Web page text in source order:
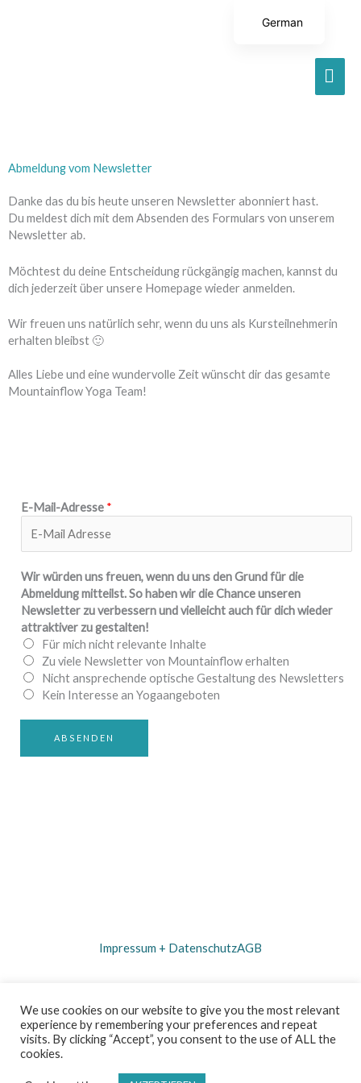
Abmeldung vom Newsletter
Danke das du bis heute unseren Newsletter abonniert hast.
Du meldest dich mit dem Absenden des Formulars von unserem
Newsletter ab.
Möchtest du deine Entscheidung rückgängig machen, kannst du
dich jederzeit über unsere Homepage wieder anmelden.
Wir freuen uns natürlich sehr, wenn du uns als Kursteilnehmerin
erhalten bleibst 🙂
Alles Liebe und eine wundervolle Zeit wünscht dir das gesamte
Mountainflow Yoga Team!
w
i
v
e
l
l
e
c
h
t
G
E-Mail-Adresse *
Wir würden uns freuen, wenn du uns den Grund für die
Abmeldung mitteilst. So haben wir die Chance unseren
Newsletter zu verbessern und vielleicht auch für dich wieder
attraktiver zu gestalten!
Für mich nicht relevante Inhalte
Zu viele Newsletter von Mountainflow erhalten
Nicht ansprechende optische Gestaltung des Newsletters
Kein Interesse an Yogaangeboten
ABSENDEN
Impressum + DatenschutzAGB
a
c
e
b
o
n
s
t
r
Copyright © 2026 Mountainflow Yoga Powered by
We use cookies on our website to give you the most relevant
experience by remembering your preferences and repeat
visits. By clicking “Accept”, you consent to the use of ALL the
cookies.
German